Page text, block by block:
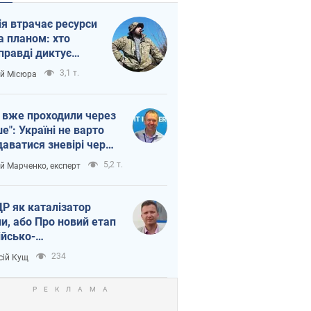
втрачає ресурси
планом: хто
диктує
війни
Місюра 3,1 т.
проходили через
Україні не варто
зневірі через
терор
Марченко, експерт 5,2 т.
як каталізатор
або Про новий етап
Кущ 234